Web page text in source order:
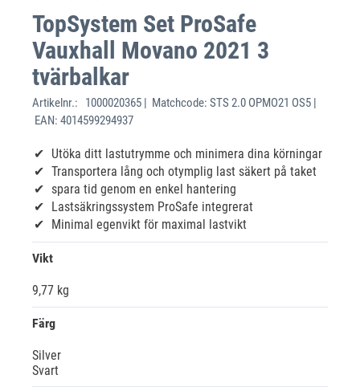
TopSystem Set ProSafe
Vauxhall Movano 2021 3
tvärbalkar
Artikelnr.:
1000020365 | Matchcode: STS 2.0 OPMO21 OS5 |
EAN: 4014599294937
Utöka ditt lastutrymme och minimera dina körningar
Transportera lång och otymplig last säkert på taket
‌spara tid genom en enkel hantering
Lastsäkringssystem ProSafe integrerat
Minimal egenvikt för maximal lastvikt
Vikt
9,77 kg
Färg
Silver
Svart